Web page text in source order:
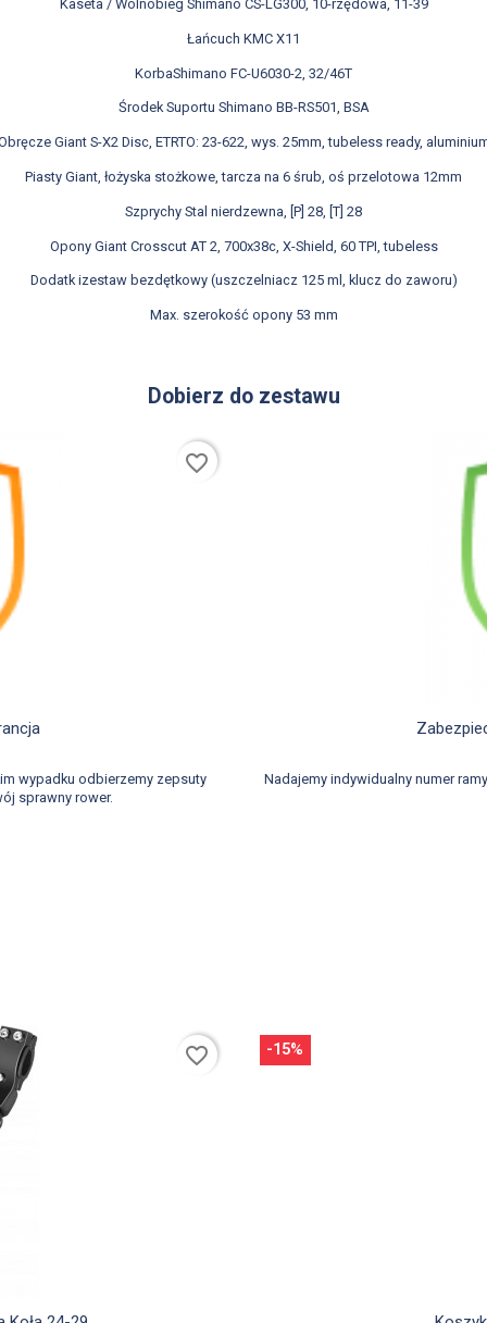
Kaseta / Wolnobieg Shimano CS-LG300, 10-rzędowa, 11-39
Łańcuch KMC X11
KorbaShimano FC-U6030-2, 32/46T
Środek Suportu Shimano BB-RS501, BSA
Giant S-X2 Disc, ETRTO: 23-622, wys. 25mm, tubeless ready,
Piasty Giant, łożyska stożkowe, tarcza na 6 śrub, oś przelotowa 12mm
Szprychy Stal nierdzewna, [P] 28, [T] 28
Opony Giant Crosscut AT 2, 700x38c, X-Shield, 60 TPI, tubeless
Dodatk izestaw bezdętkowy (uszczelniacz 125 ml, klucz do zaworu)
Max. szerokość opony 53 mm
Dobierz do zestawu
wypadku odbierzemy zepsuty
sprawny rower.
favorite_border
Nadajemy indywidualny numer
favorite_border -15%